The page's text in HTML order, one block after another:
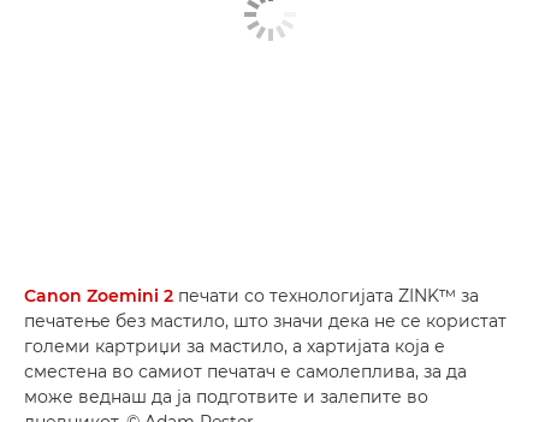
Canon Zoemini 2 печати со технологијата ZINK™ за
печатење без мастило, што значи дека не се користат
големи картриџи за мастило, а хартијата која е
сместена во самиот печатач е самолеплива, за да
може веднаш да ја подготвите и залепите во